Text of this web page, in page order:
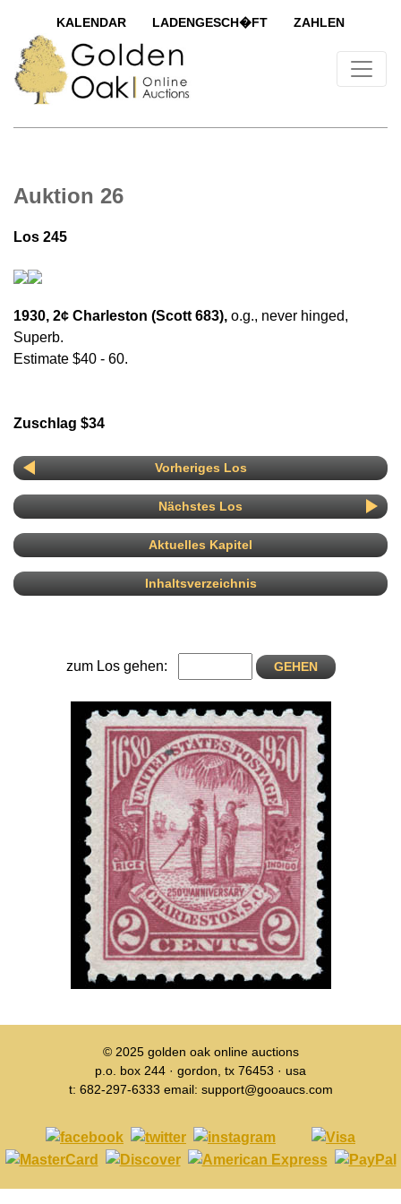
KALENDAR LADENGESCH�FT ZAHLEN
Auktion 26
Los 245
1930, 2¢ Charleston (Scott 683), o.g., never hinged,
Superb.
Estimate $40 - 60.
Zuschlag $34
Vorheriges Los
Nächstes Los
Aktuelles Kapitel
Inhaltsverzeichnis
zum Los gehen:
© 2025 golden oak online auctions
p.o. box 244 · gordon, tx 76453 · usa
t: 682-297-6333 email: support@gooaucs.com